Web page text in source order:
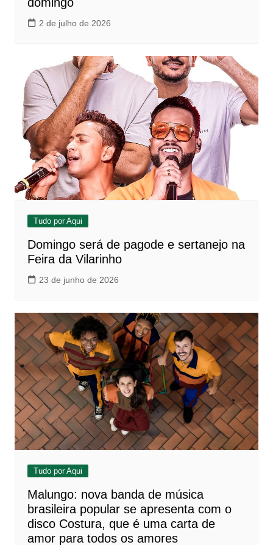
domingo
2 de julho de 2026
Tudo por Aqui
Domingo será de pagode e sertanejo na
Feira da Vilarinho
23 de junho de 2026
Tudo por Aqui
Malungo: nova banda de música
brasileira popular se apresenta com o
disco Costura, que é uma carta de
amor para todos os amores